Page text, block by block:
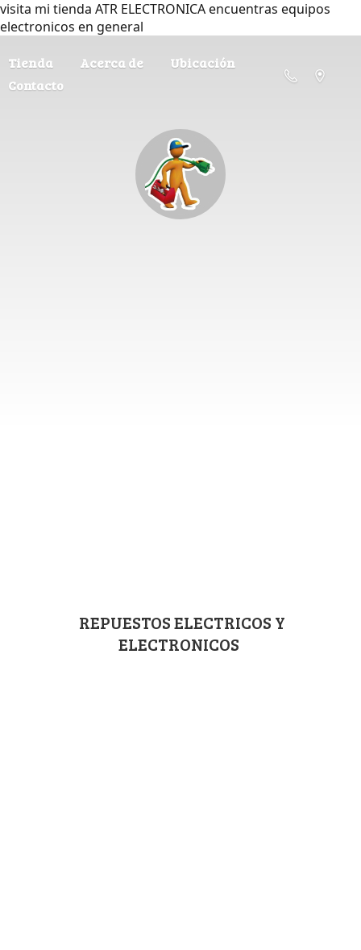
visita mi tienda ATR ELECTRONICA encuentras equipos
electronicos en general
Tienda Acerca de
Ubicación
Contacto
REPUESTOS ELECTRICOS Y
ELECTRONICOS